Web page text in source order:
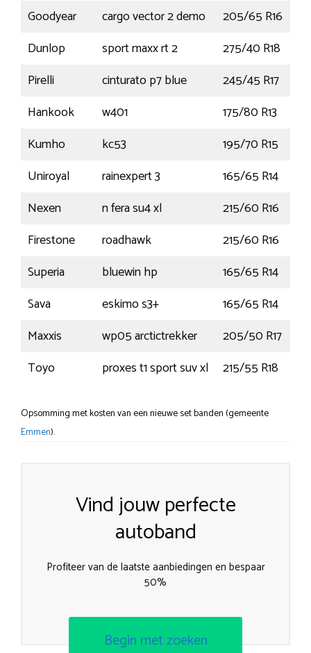
Goodyear
cargo vector 2 demo 205/65 R16
Dunlop
sport maxx rt 2 275/40 R18
Pirelli
cinturato p7 blue 245/45 R17
Hankook
w401 175/80 R13
Kumho
kc53 195/70 R15
Uniroyal
rainexpert 3 165/65 R14
Nexen
n fera su4 xl 215/60 R16
Firestone
roadhawk 215/60 R16
Superia
bluewin hp 165/65 R14
Sava
eskimo s3+ 165/65 R14
Maxxis
wp05 arctictrekker 205/50 R17
Toyo
proxes t1 sport suv xl 215/55 R18
Opsomming met kosten van een nieuwe set banden (gemeente
Emmen).
Vind jouw perfecte
autoband
Profiteer van de laatste aanbiedingen en bespaar
50%
Begin met zoeken